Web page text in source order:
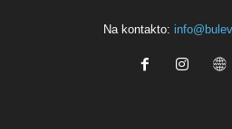
Na kontakto: